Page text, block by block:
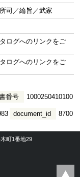
司／綸旨／武家
ログへのリンクをご
ログへのリンクをご
番号 1000250410100
document_id 8700
町1番地29